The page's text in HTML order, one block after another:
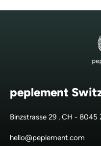
peplement
Binzstrasse 29 , CH - 8045
hello@peplement.com